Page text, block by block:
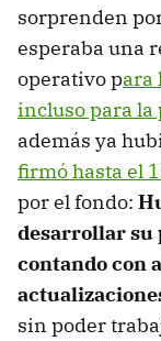
sorprenden
esperaba una
operativo para
incluso para
además ya
firmó hasta el
por el fondo:
desarrollar su
contando con
sin poder